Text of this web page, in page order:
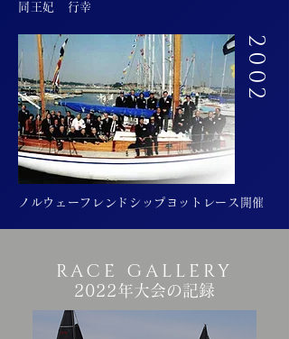
同王妃 行幸
2002
ノルウェーフレンドシップヨットレース開催
RACE GALLERY
2022年大会の記録